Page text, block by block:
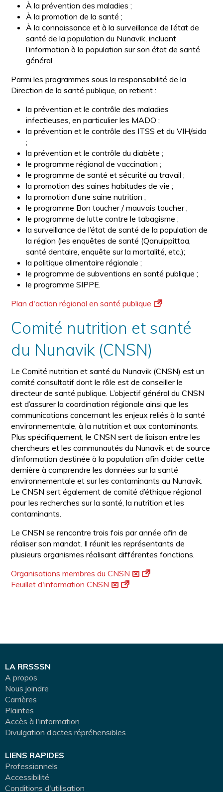
À la prévention des maladies ;
À la promotion de la santé ;
À la connaissance et à la surveillance de l’état de
santé de la population du Nunavik, incluant
l’information à la population sur son état de santé
général.
Parmi les programmes sous la responsabilité de la
Direction de la santé publique, on retient :
la prévention et le contrôle des maladies
infectieuses, en particulier les MADO ;
la prévention et le contrôle des ITSS et du VIH/sida
;
la prévention et le contrôle du diabète ;
le programme régional de vaccination ;
le programme de santé et sécurité au travail ;
la promotion des saines habitudes de vie ;
la promotion d’une saine nutrition ;
le programme Bon toucher / mauvais toucher ;
le programme de lutte contre le tabagisme ;
la surveillance de l’état de santé de la population de
la région (les enquêtes de santé (Qanuippittaa,
santé dentaire, enquête sur la mortalité, etc.);
la politique alimentaire régionale ;
le programme de subventions en santé publique ;
le programme SIPPE.
Plan d'action régional en santé publique
Comité nutrition et santé
du Nunavik (CNSN)
Le Comité nutrition et santé du Nunavik (CNSN) est un
comité consultatif dont le rôle est de conseiller le
directeur de santé publique. L’objectif général du CNSN
est d’assurer la coordination régionale ainsi que les
communications concernant les enjeux reliés à la santé
environnementale, à la nutrition et aux contaminants.
Plus spécifiquement, le CNSN sert de liaison entre les
chercheurs et les communautés du Nunavik et de source
d’information destinée à la population afin d’aider cette
dernière à comprendre les données sur la santé
environnementale et sur les contaminants au Nunavik.
Le CNSN sert également de comité d’éthique régional
pour les recherches sur la santé, la nutrition et les
contaminants.
Le CNSN se rencontre trois fois par année afin de
réaliser son mandat. Il réunit les représentants de
plusieurs organismes réalisant différentes fonctions.
Organisations membres du CNSN
Feuillet d'information CNSN
LA RRSSSN
A propos
Nous joindre
Carrières
Plaintes
Accès à l'information
Divulgation d’actes répréhensibles
LIENS RAPIDES
Professionnels
Accessibilité
Conditions d'utilisation